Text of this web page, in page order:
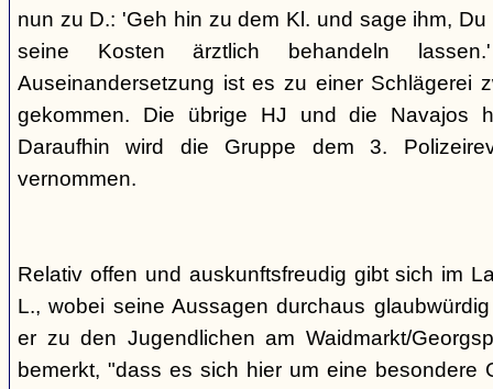
nun zu D.: 'Geh hin zu dem Kl. und sage ihm,
seine Kosten ärztlich behandeln
Auseinandersetzung ist es zu einer Schlägerei
gekommen. Die übrige HJ und die Navajos
Daraufhin wird die Gruppe dem 3.
vernommen.
Relativ offen und auskunftsfreudig gibt sich im
L., wobei seine Aussagen durchaus
er zu den Jugendlichen am Waidmarkt/
bemerkt, "dass es sich hier um eine besondere